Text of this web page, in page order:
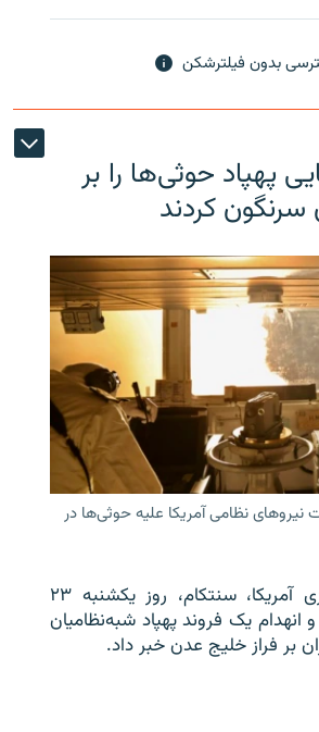
بدون فیلترشکن
پهپاد حوثی‌ها را بر
کردند
نیروهای نظامی آمریکا علیه حوثی‌ها در
ستاد فرماندهی مرکزی آمریکا، سنتکام، روز یکشنبه ۲۳
انهدام یک فروند پهپاد شبه‌نظامیان
بر فراز خلیج عدن خبر داد.